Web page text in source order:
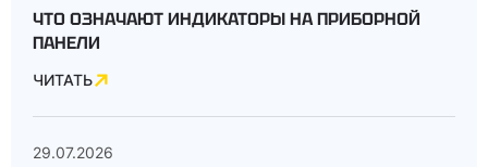
ЧТО ОЗНАЧАЮТ ИНДИКАТОРЫ НА ПРИБОРНОЙ
ПАНЕЛИ
ЧИТАТЬ
29.07.2026